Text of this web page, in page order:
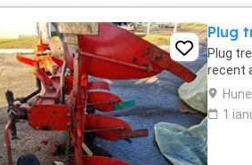
Plug
Plug
recent
1